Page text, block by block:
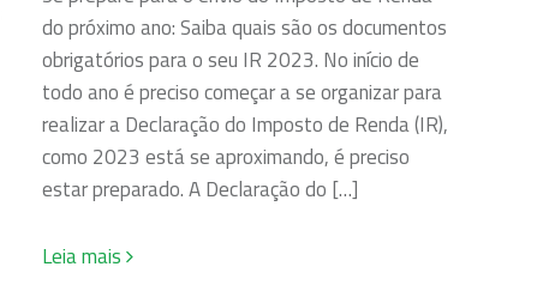
do próximo ano: Saiba quais são os documentos
obrigatórios para o seu IR 2023. No início de
todo ano é preciso começar a se organizar para
realizar a Declaração do Imposto de Renda (IR),
como 2023 está se aproximando, é preciso
estar preparado. A Declaração do […]
Leia mais